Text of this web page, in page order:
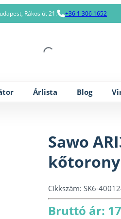
Rákos út 21. +36 1 306 1652
Árlista Blog
Sawo
Cikkszám: SK6-
Bruttó ár: